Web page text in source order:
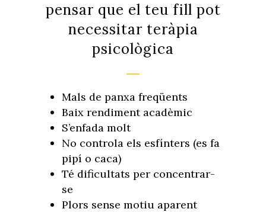
pensar que el teu fill pot
necessitar teràpia
psicològica
Mals de panxa freqüents
Baix rendiment acadèmic
S’enfada molt
No controla els esfínters (es fa
pipí o caca)
Té dificultats per concentrar-
se
Plors sense motiu aparent